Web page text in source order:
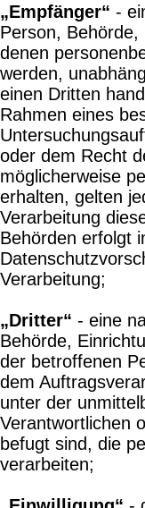
„Empfänger“ -
Person, Behörde,
denen
werden,
einen Dritten
Rahmen eines
oder dem Recht
möglicherweise
erhalten, gelten
Verarbeitung
Behörden erfolgt
Verarbeitung;
„Dritter“ - eine
Behörde,
der betroffenen
dem
unter der
Verantwortlichen
befugt sind, die
verarbeiten;